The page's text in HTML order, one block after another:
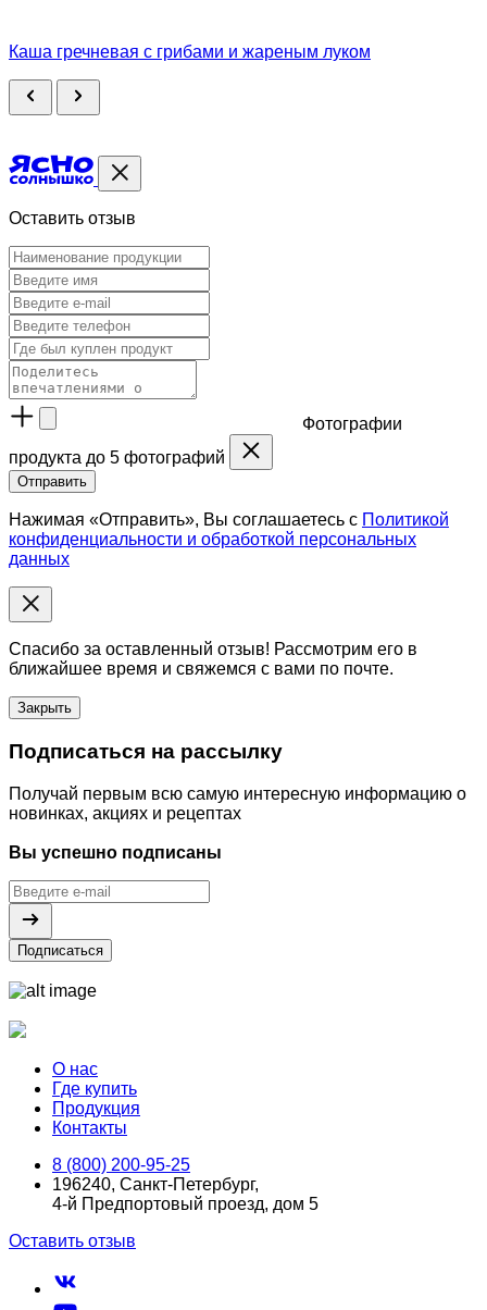
Каша гречневая с грибами и жареным луком
Оставить отзыв
Фотографии
продукта до 5 фотографий
Отправить
Нажимая «Отправить», Вы соглашаетесь с Политикой
конфиденциальности и обработкой персональных
данных
Спасибо за оставленный отзыв! Рассмотрим его в
ближайшее время и свяжемся с вами по почте.
Закрыть
Подписаться на рассылку
Получай первым всю самую интересную информацию о
новинках, акциях и рецептах
Вы успешно подписаны
Подписаться
О нас
Где купить
Продукция
Контакты
8 (800) 200-95-25
196240, Санкт-Петербург,
4-й Предпортовый проезд, дом 5
Оставить отзыв